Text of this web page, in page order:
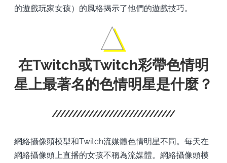
的遊戲玩家女孩）的風格揭示了他們的遊戲技巧。
在Twitch或Twitch彩帶色情明
星上最著名的色情明星是什麼？
網絡攝像頭模型和Twitch流媒體色情明星不同。每天在
網絡攝像頭上直播的女孩不稱為流媒體。網絡攝像頭模